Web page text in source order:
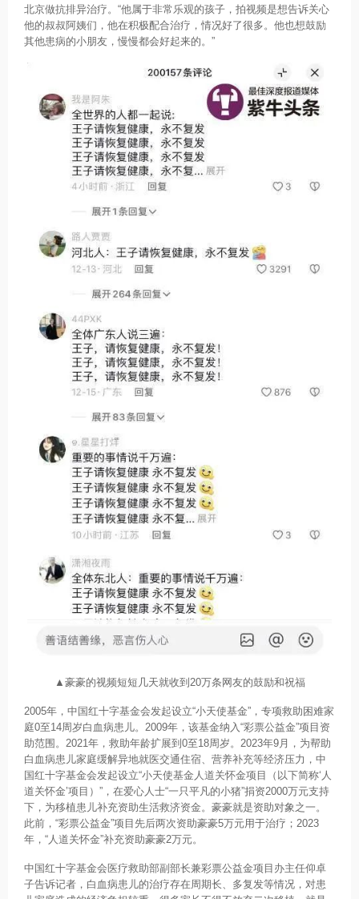
北京做抗排异治疗。“他属于非常乐观的孩子，拍视频是想告诉关心
他的叔叔阿姨们，他在积极配合治疗，情况好了很多。他也想鼓励
其他患病的小朋友，慢慢都会好起来的。”
▲豪豪的视频短短几天就收到20万条网友的鼓励和祝福
2005年，中国红十字基金会发起设立“小天使基金”，专项救助困难家
庭0至14周岁白血病患儿。2009年，该基金纳入“彩票公益金”项目资
助范围。2021年，救助年龄扩展到0至18周岁。2023年9月，为帮助
白血病患儿家庭缓解异地就医交通住宿、营养补充等经济压力，中
国红十字基金会发起设立“小天使基金人道关怀金项目（以下简称‘人
道关怀金’项目）”，在爱心人士“一只平凡的小猪”捐资2000万元支持
下，为移植患儿补充资助生活救济资金。豪豪就是资助对象之一。
此前，“彩票公益金”项目先后两次资助豪豪5万元用于治疗；2023
年，“人道关怀金”补充资助豪豪2万元。
中国红十字基金会医疗救助部副部长兼彩票公益金项目办主任仰卓
子告诉记者，白血病患儿的治疗存在周期长、多复发等情况，对患